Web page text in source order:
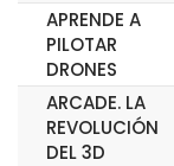
APRENDE A
PILOTAR
DRONES
ARCADE. LA
REVOLUCIÓN
DEL 3D